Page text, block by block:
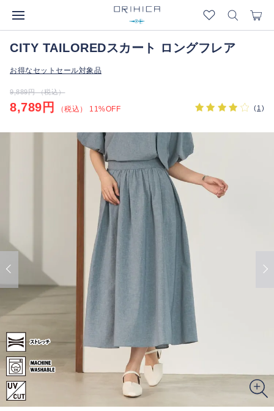
CITY TAILOREDスカート ロングフレア
お得なセットセール対象品
9,889円 （税込）
8,789円 （税込） 11%OFF (1 )